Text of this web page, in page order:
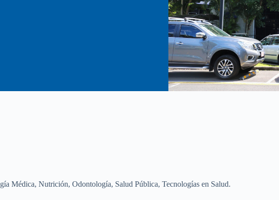
Médica, Nutrición, Odontología, Salud Pública, Tecnologías en Salud.